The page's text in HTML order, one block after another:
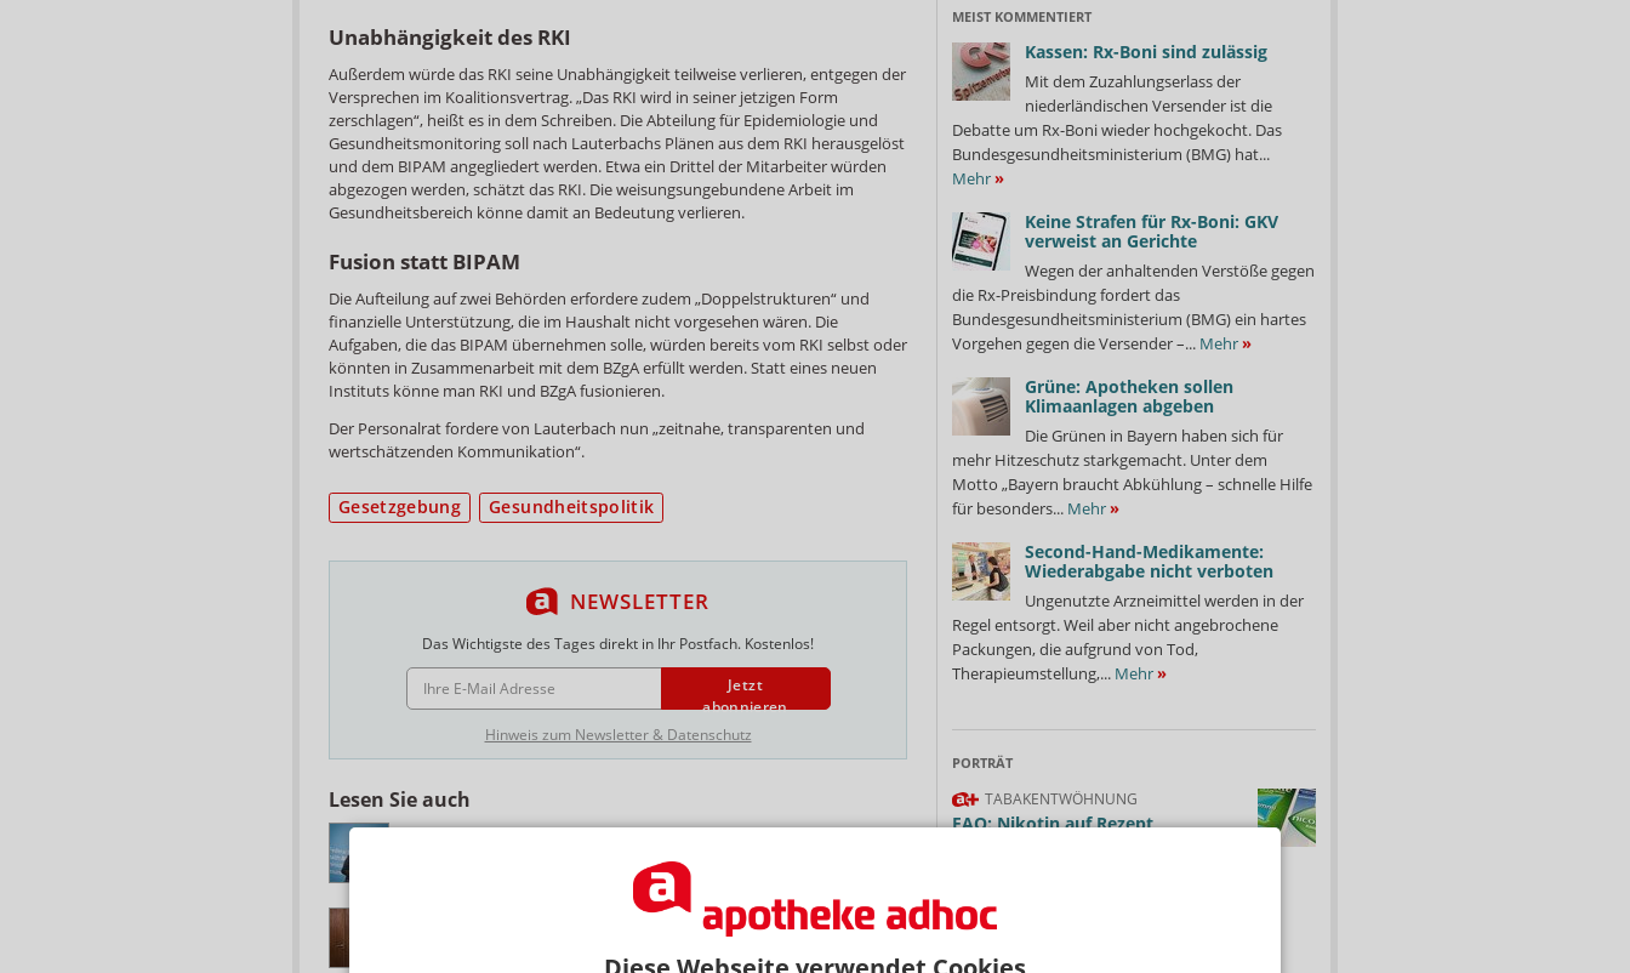
Unabhängigkeit des RKI
Außerdem würde das RKI seine Unabhängigkeit teilweise verlieren, entgegen der
Versprechen im Koalitionsvertrag. „Das RKI wird in seiner jetzigen Form
zerschlagen“, heißt es in dem Schreiben. Die Abteilung für Epidemiologie und
Gesundheitsmonitoring soll nach Lauterbachs Plänen aus dem RKI herausgelöst
und dem BIPAM angegliedert werden. Etwa ein Drittel der Mitarbeiter würden
abgezogen werden, schätzt das RKI. Die weisungsungebundene Arbeit im
Gesundheitsbereich könne damit an Bedeutung verlieren.
Fusion statt BIPAM
Die Aufteilung auf zwei Behörden erfordere zudem „Doppelstrukturen“ und
finanzielle Unterstützung, die im Haushalt nicht vorgesehen wären. Die
Aufgaben, die das BIPAM übernehmen solle, würden bereits vom RKI selbst oder
könnten in Zusammenarbeit mit dem BZgA erfüllt werden. Statt eines neuen
Instituts könne man RKI und BZgA fusionieren.
Der Personalrat fordere von Lauterbach nun „zeitnahe, transparenten und
wertschätzenden Kommunikation“.
Gesetzgebung Gesundheitspolitik
NEWSLETTER
Das Wichtigste des Tages direkt in Ihr Postfach. Kostenlos!
E-MAIL ADRESSE
Jetzt
abonnieren
Hinweis zum Newsletter & Datenschutz
Lesen Sie auch
BILANZ UND AUSBLICK
MEIST KOMMENTIERT
Kassen: Rx-Boni sind zulässig
Mit dem Zuzahlungserlass der
niederländischen Versender ist die
Debatte um Rx-Boni wieder hochgekocht. Das
Bundesgesundheitsministerium (BMG) hat...
Mehr»
Keine Strafen für Rx-Boni: GKV
verweist an Gerichte
Wegen der anhaltenden Verstöße gegen
die Rx-Preisbindung fordert das
Bundesgesundheitsministerium (BMG) ein hartes
Vorgehen gegen die Versender –... Mehr»
Grüne: Apotheken sollen
Klimaanlagen abgeben
Die Grünen in Bayern haben sich für
mehr Hitzeschutz starkgemacht. Unter dem
Motto „Bayern braucht Abkühlung – schnelle Hilfe
für besonders... Mehr»
Second-Hand-Medikamente:
Wiederabgabe nicht verboten
Ungenutzte Arzneimittel werden in der
Regel entsorgt. Weil aber nicht angebrochene
Packungen, die aufgrund von Tod,
Therapieumstellung,... Mehr»
PORTRÄT
TABAKENTWÖHNUNG
FAQ: Nikotin auf Rezept
Verordnungsfähig sind nikotinhaltige nicht
verschreibungspflichtige Präparate sowie...